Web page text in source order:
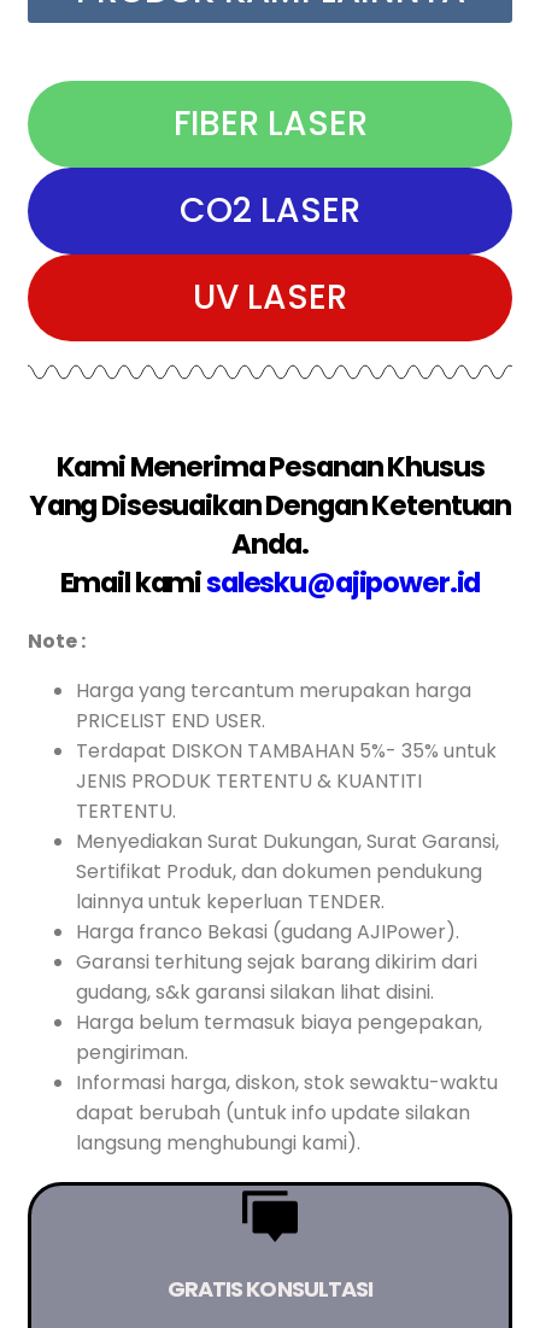
FIBER LASER
CO2 LASER
UV LASER
Kami Menerima Pesanan Khusus
Yang Disesuaikan Dengan Ketentuan
Anda.
Email kamisalesku@ajipower.id
Note :
Harga yang tercantum merupakan harga
PRICELIST END USER.
Terdapat DISKON TAMBAHAN 5%- 35% untuk
JENIS PRODUK TERTENTU & KUANTITI
TERTENTU.
Menyediakan Surat Dukungan, Surat Garansi,
Sertifikat Produk, dan dokumen pendukung
lainnya untuk keperluan TENDER.
Harga franco Bekasi (gudang AJIPower).
Garansi terhitung sejak barang dikirim dari
gudang, s&k garansi silakan lihat disini.
Harga belum termasuk biaya pengepakan,
pengiriman.
Informasi harga, diskon, stok sewaktu-waktu
dapat berubah (untuk info update silakan
langsung menghubungi kami).
GRATIS KONSULTASI